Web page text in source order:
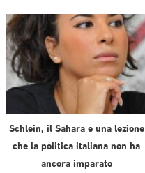
Schlein, il Sahara e una lezione
che la politica italiana non ha
ancora imparato